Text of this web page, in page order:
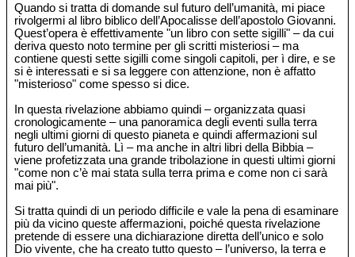
Quando si tratta di domande sul futuro dell’umanità, mi piace
rivolgermi al libro biblico dell’Apocalisse dell’apostolo Giovanni.
Quest’opera è effettivamente "un libro con sette sigilli" – da cui
deriva questo noto termine per gli scritti misteriosi – ma
contiene questi sette sigilli come singoli capitoli, per ì dire, e se
si è interessati e si sa leggere con attenzione, non è affatto
"misterioso" come spesso si dice.
In questa rivelazione abbiamo quindi – organizzata quasi
cronologicamente – una panoramica degli eventi sulla terra
negli ultimi giorni di questo pianeta e quindi affermazioni sul
futuro dell’umanità. Lì – ma anche in altri libri della Bibbia –
viene profetizzata una grande tribolazione in questi ultimi giorni
"come non c’è mai stata sulla terra prima e come non ci sarà
mai più".
Si tratta quindi di un periodo difficile e vale la pena di esaminare
più da vicino queste affermazioni, poiché questa rivelazione
pretende di essere una dichiarazione diretta dell’unico e solo
Dio vivente, che ha creato tutto questo – l’universo, la terra e